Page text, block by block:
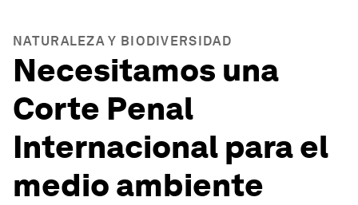
NATURALEZA Y BIODIVERSIDAD
Necesitamos una
Corte Penal
Internacional para el
medio ambiente